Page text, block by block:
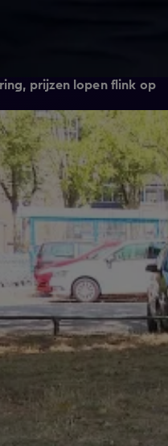
prijzen lopen flink op